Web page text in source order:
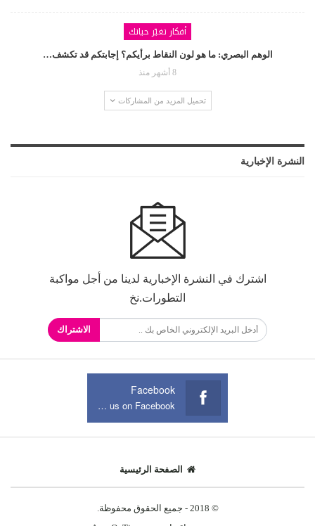
أفكار تغيّر حياتك
الوهم البصري: ما هو لون النقاط برأيكم؟ إجابتكم قد تكشف…
8 أشهر منذ
تحميل المزيد من المشاركات
النشرة الإخبارية
اشترك في النشرة الإخبارية لدينا من أجل مواكبة
التطورات.نخ
الاشتراك
Facebook
Join us on Facebook
الصفحة الرئيسية
© 2018 - جميع الحقوق محفوظة.